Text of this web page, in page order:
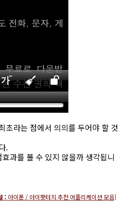
초라는 점에서 의의를 두어야 할 것
.
과를 볼 수 있지 않을까 생각됩니
: 아이폰 / 아이팟터치 추천 어플리케이션 모음]